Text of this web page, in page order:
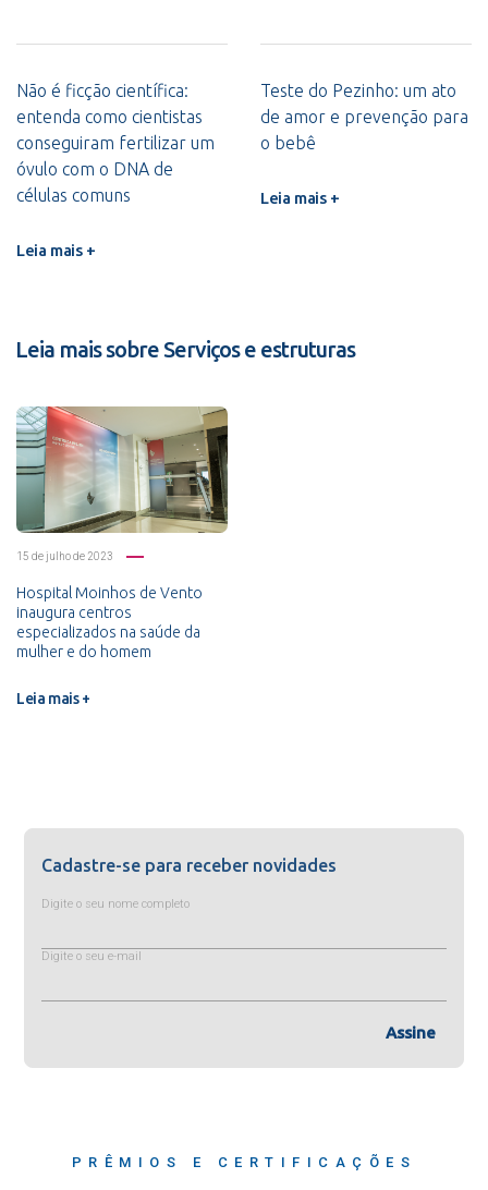
Não é ficção científica:
entenda como cientistas
conseguiram fertilizar um
óvulo com o DNA de
células comuns
Leia mais +
Teste do Pezinho: um ato
de amor e prevenção para
o bebê
Leia mais +
Leia mais sobre Serviços e estruturas
15 de julho de 2023
Hospital Moinhos de Vento
inaugura centros
especializados na saúde da
mulher e do homem
Leia mais +
Cadastre-se para receber novidades
Digite o seu nome completo
Digite o seu e-mail
Assine
PRÊMIOS E CERTIFICAÇÕES